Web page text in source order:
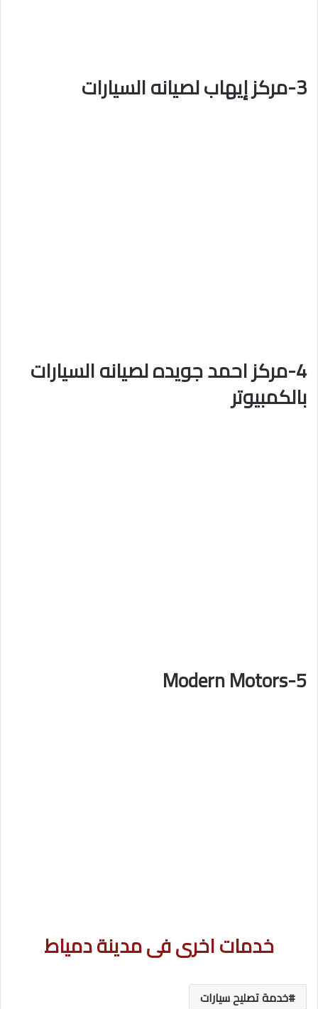
3-مركز إيهاب لصيانه السيارات
4-مركز احمد جويده لصيانه السيارات
بالكمبيوتر
5-Modern Motors
خدمات اخرى فى مدينة دمياط
خدمة تصليح سيارات